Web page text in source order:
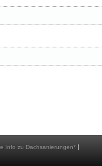
Info zu Dachsanierungen* |